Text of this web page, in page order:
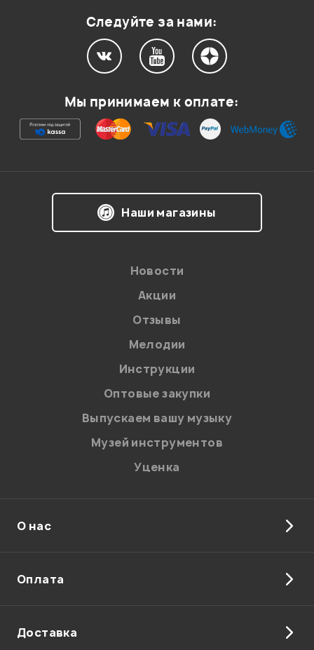
Следуйте за нами:
Мы принимаем к оплате:
Наши магазины
Новости
Акции
Отзывы
Мелодии
Инструкции
Оптовые закупки
Выпускаем вашу музыку
Музей инструментов
Уценка
О нас
Оплата
Доставка